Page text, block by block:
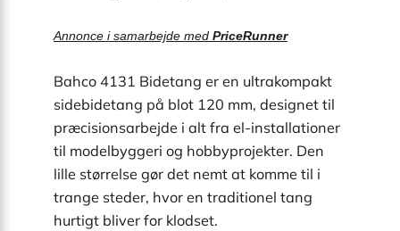
Annonce i samarbejde med PriceRunner
Bahco 4131 Bidetang er en ultrakompakt
sidebidetang på blot 120 mm, designet til
præcisionsarbejde i alt fra el-installationer
til modelbyggeri og hobbyprojekter. Den
lille størrelse gør det nemt at komme til i
trange steder, hvor en traditionel tang
hurtigt bliver for klodset.